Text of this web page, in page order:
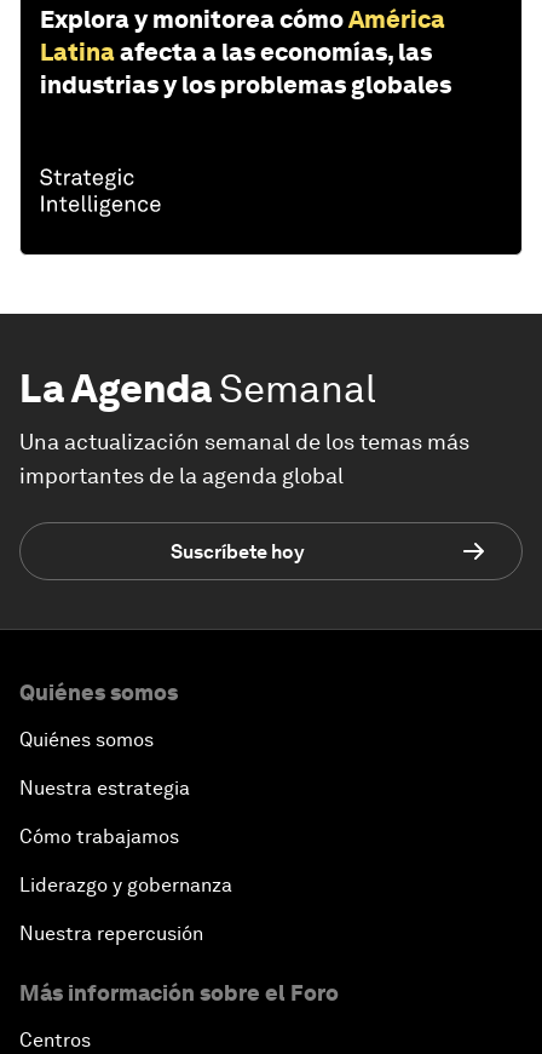
Explora y monitorea cómoAmérica
Latinaafecta a las economías, las
industrias y los problemas globales
La AgendaSemanal
Una actualización semanal de los temas más
importantes de la agenda global
Suscríbete hoy
Quiénes somos
Quiénes somos
Nuestra estrategia
Cómo trabajamos
Liderazgo y gobernanza
Nuestra repercusión
Más información sobre el Foro
Centros